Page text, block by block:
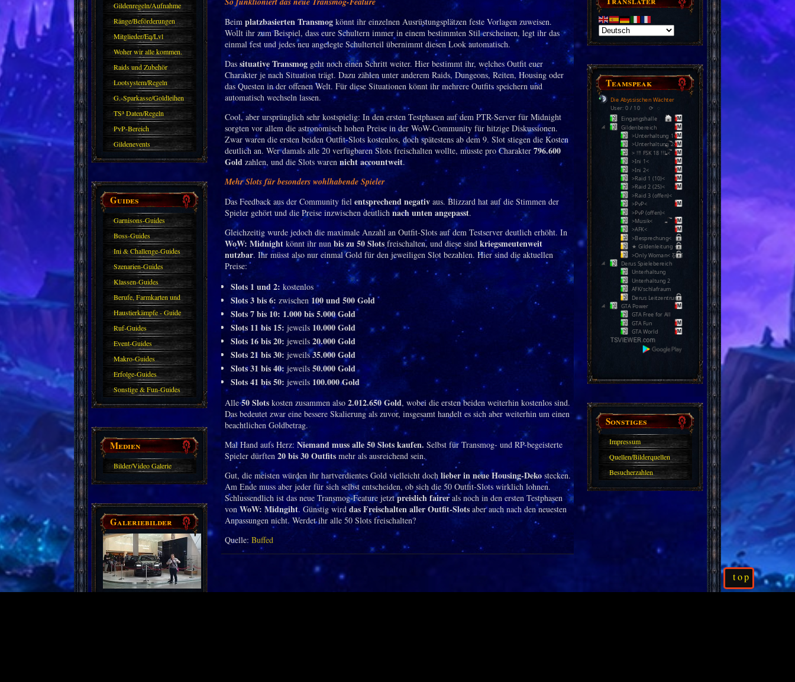
Gildenregeln/Aufnahme
Ränge/Beförderungen
Mitglieder/Eq/Lvl
Woher wir alle kommen.
Raids und Zubehör
Lootsystem/Regeln
G.-Sparkasse/Goldleihen
TS³ Daten/Regeln
PvP-Bereich
Gildenevents
Guides
Garnisons-Guides
Boss-Guides
Ini & Challenge-Guides
Szenarien-Guides
Klassen-Guides
Berufe, Farmkarten und
Haustiere
Haustierkämpfe - Guide
Ruf-Guides
Event-Guides
Makro-Guides
Erfolge-Guides
Sonstige & Fun-Guides
Medien
Bilder/Video Galerie
Galeriebilder
Teamspeak
Die Abyssischen Wächter
User: 0 / 10 ⟳
Eingangshalle
Gildenbereich
>Unterhaltung 1<
>Unterhaltung 2<
> !!! FSK 18 !!! <
>Ini 1<
>Ini 2<
>Raid 1 (10)<
>Raid 2 (25)<
>Raid 3 (offen)<
>PvP<
>PvP (offen)<
>Musik<
>AFK<
>Besprechung<
★ Gildenleitung ★
>Only Woman< Ƹ̵̡Ӝ̵̨̄Ʒ
Derus Spielebereich
Unterhaltung
Unterhaltung 2
AFK/schlafraum
Derus Leitzentrum
GTA Power
GTA Free for All
GTA Fun
GTA World
Sonstiges
Impressum
Quellen/Bilderquellen
Besucherzahlen
Beim platzbasierten Transmogkönnt ihr einzelnen Ausrüstungsplätzen feste Vorlagen zuweisen.
Wollt ihr zum Beispiel, dass eure Schultern immer in einem bestimmten Stil erscheinen, legt ihr das
einmal fest und jedes neu angelegte Schulterteil übernimmt diesen Look automatisch.
Das situative Transmoggeht noch einen Schritt weiter. Hier bestimmt ihr, welches Outfit euer
Charakter je nach Situation trägt. Dazu zählen unter anderem Raids, Dungeons, Reiten, Housing oder
das Questen in der offenen Welt. Für diese Situationen könnt ihr mehrere Outfits speichern und
automatisch wechseln lassen.
Cool, aber ursprünglich sehr kostspielig: In den ersten Testphasen auf dem PTR-Server für Midnight
sorgten vor allem die astronomisch hohen Preise in der WoW-Community für hitzige Diskussionen.
Zwar waren die ersten beiden Outfit-Slots kostenlos, doch spätestens ab dem 9. Slot stiegen die Kosten
deutlich an. Wer damals alle 20 verfügbaren Slots freischalten wollte, musste pro Charakter 796.600
Goldzahlen, und die Slots waren nicht accountweit.
Mehr Slots für besonders wohlhabende Spieler
Das Feedback aus der Community fiel entsprechend negativaus. Blizzard hat auf die Stimmen der
Spieler gehört und die Preise inzwischen deutlich nach unten angepasst.
Gleichzeitig wurde jedoch die maximale Anzahl an Outfit-Slots auf dem Testserver deutlich erhöht. In
WoW: Midnightkönnt ihr nun bis zu 50 Slotsfreischalten, und diese sind kriegsmeutenweit
nutzbar. Ihr müsst also nur einmal Gold für den jeweiligen Slot bezahlen. Hier sind die aktuellen
Preise:
Slots 1 und 2: kostenlos
Slots 3 bis 6: zwischen 100 und 500 Gold
Slots 7 bis 10: 1.000 bis 5.000 Gold
Slots 11 bis 15: jeweils 10.000 Gold
Slots 16 bis 20: jeweils 20.000 Gold
Slots 21 bis 30: jeweils35.000 Gold
Slots 31 bis 40:jeweils 50.000 Gold
Slots 41 bis 50: jeweils 100.000 Gold
Alle50 Slotskosten zusammen also 2.012.650 Gold, wobei die ersten beiden weiterhin kostenlos sind.
Das bedeutet zwar eine bessere Skalierung als zuvor, insgesamt handelt es sich aber weiterhin um einen
beachtlichen Goldbetrag.
Mal Hand aufs Herz: Niemand muss alle 50 Slots kaufen. Selbst für Transmog- und RP-begeisterte
Spieler dürften 20 bis 30 Outfitsmehr als ausreichend sein.
Gut, die meisten würden ihr hartverdientes Gold vielleicht doch lieber in neue Housing-Dekostecken.
Am Ende muss aber jeder für sich selbst entscheiden, ob sich die 50 Outfit-Slots wirklich lohnen.
Schlussendlich ist das neue Transmog-Feature jetztpreislich fairerals noch in den ersten Testphasen
von WoW: Midngiht. Günstig wird das Freischalten aller Outfit-Slots aber auch nach den neuesten
Anpassungen nicht. Werdet ihr alle 50 Slots freischalten?
Quelle: Buffed
top